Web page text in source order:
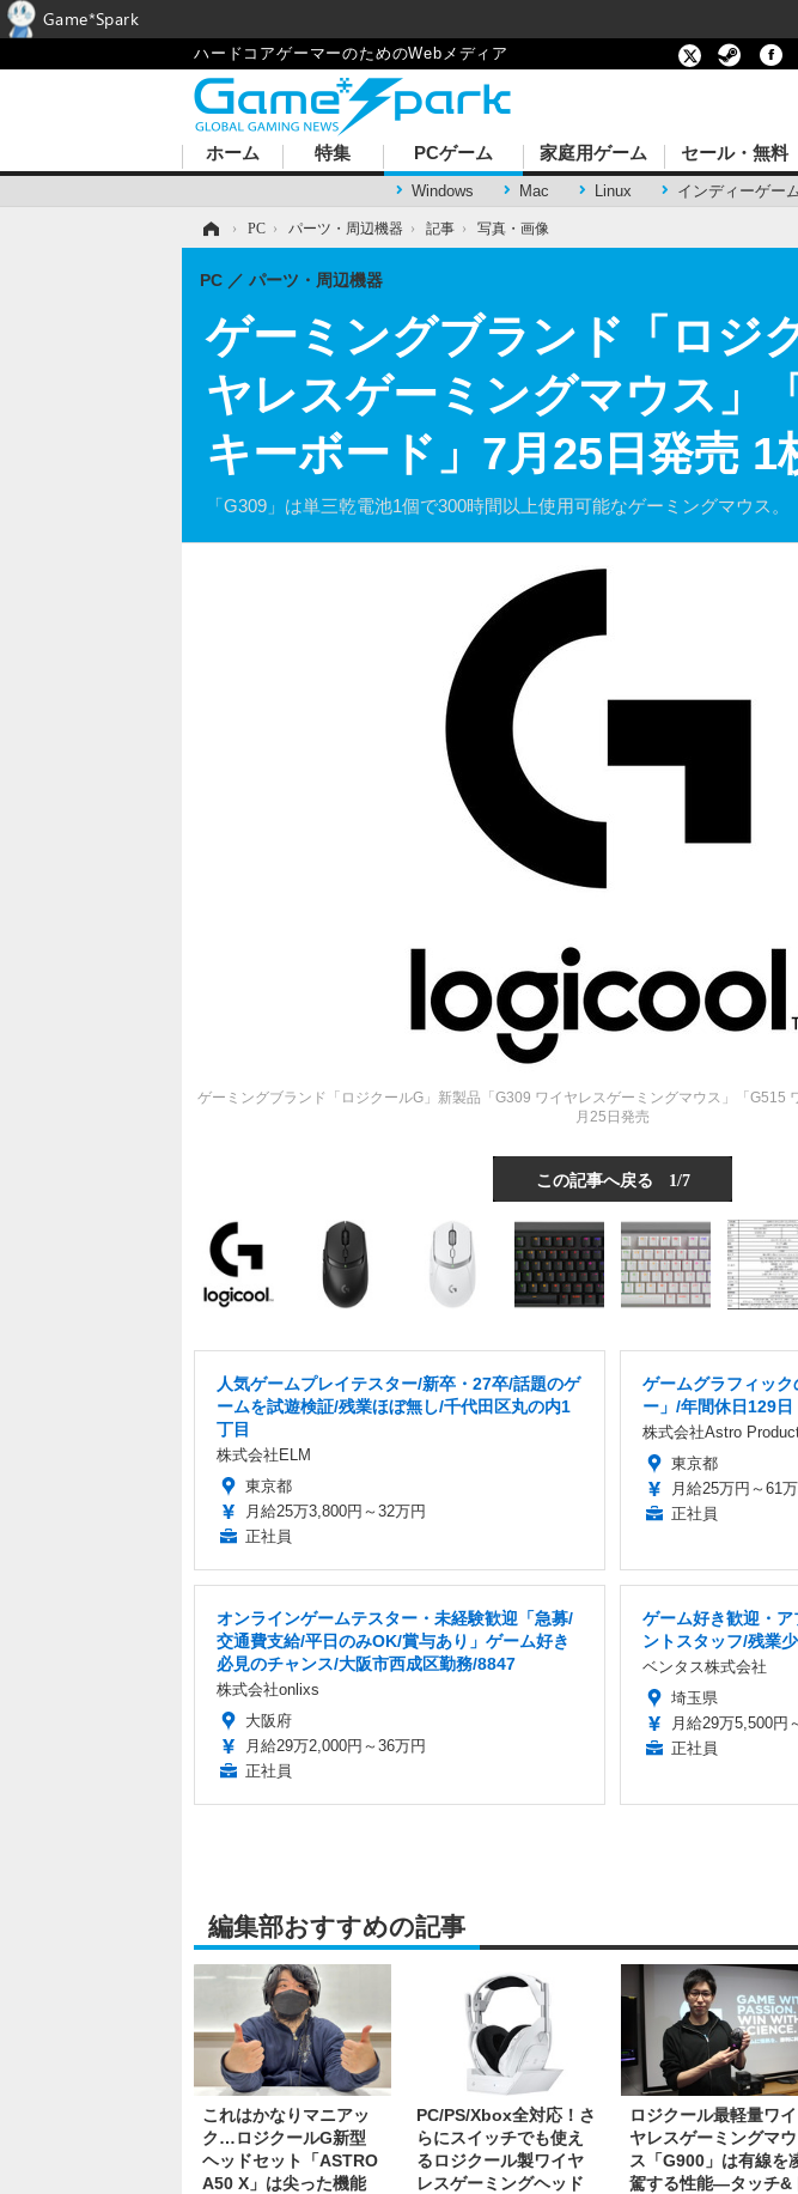
ハードコアゲーマーのためのWebメディア
ホーム 特集 PCゲーム
Windows Mac Linux インディーゲー
家庭用ゲーム セール・無料
› PC › パーツ・周辺機器 › 記事 › 写真・画像
ゲーミングブランド「ロジ
ヤレスゲーミングマウス」
キーボード」7月25日発売 1
「G309」は単三乾電池1個で300時間以上使用可能なゲーミングマウス
PC パーツ・周辺機器
ゲーミングブランド「ロジクールG」新製品「G309 ワイヤレスゲーミングマウス」「G515
月25日発売
この記事へ戻る 1/7
人気ゲームプレイテスター/新卒・27卒/話題のゲ
ームを試遊検証/残業ほぼ無し/千代田区丸の内1
丁目
株式会社ELM
東京都
月給25万3,800円～32万円
正社員
ゲームグラフィッ
ー」/年間休日129日
株式会社Astro
東京都
月給25万円～61
正社員
オンラインゲームテスター・未経験歓迎「急募/
交通費支給/平日のみOK/賞与あり」ゲーム好き
必見のチャンス/大阪市西成区勤務/8847
株式会社onlixs
大阪府
月給29万2,000円～36万円
正社員
ゲーム好き歓迎・
ントスタッフ/残業
ベンタス株式会社
埼玉県
月給29万5,500円
正社員
編集部おすすめの記事
これはかなりマニアッ
ク…ロジクールG新型
ヘッドセット「ASTRO
A50 X」は尖った機能
PC/PS/Xbox全対応！さ
らにスイッチでも使え
るロジクール製ワイヤ
レスゲーミングヘッド
ロジクール最軽量ワイ
ヤレスゲーミングマウ
ス「G900」は有線を
駕する性能―タッチ&
Game*Spark